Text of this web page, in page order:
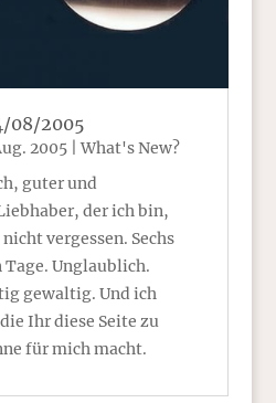
08/2005
2005|What's New?
guter und
der ich bin,
vergessen. Sechs
Tage. Unglaublich.
gewaltig. Und ich
Ihr diese Seite zu
für mich macht.